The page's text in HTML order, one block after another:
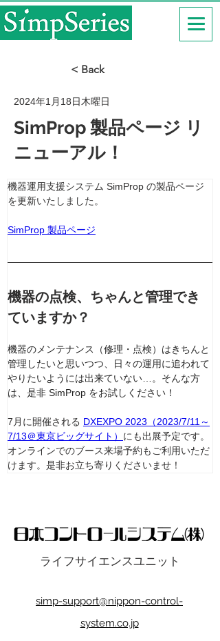
< Back
2024年1月18日木曜日
SimProp 製品ページ リ
ニューアル！
機器運用支援システム SimProp の製品ページ
を更新いたしました。
SimProp 製品ページ
機器の点検、ちゃんと管理でき
ていますか？
機器のメンテナンス（修理・点検）はきちんと
管理したいと思いつつ、日々の運用に追われて
やりたいようには出来ていない…。そんな方
は、是非 SimProp をお試しください！
7月に開催される DXEXPO 2023（2023/7/11～
7/13＠東京ビッグサイト） にも出展予定です。
オンラインでのブース来場予約もご利用いただ
けます。是非お立ち寄りくださいませ！
ライフサイエンスユニット
simp-support@nippon-control-
system.co.jp